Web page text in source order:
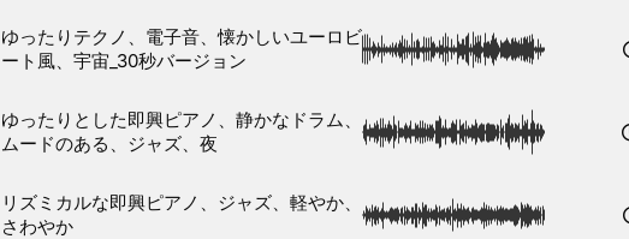
ゆったりテクノ、電子音、懐かしいユーロビ
ート風、宇宙_30秒バージョン
ゆったりとした即興ピアノ、静かなドラム、
ムードのある、ジャズ、夜
リズミカルな即興ピアノ、ジャズ、軽やか、
さわやか